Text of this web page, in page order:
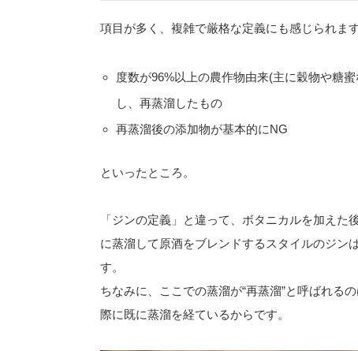
項目が多く、複雑で厳格な定義にも感じられま
度数が96%以上の農作物由来(主に穀物や糖
し、再蒸溜したもの
再蒸溜後の添加物が基本的にNG
といったところ。
「ジンの定義」と違って、ボタニカルを加え
に蒸溜して原酒をブレンドするスタイルのジン
す。
ちなみに、ここでの蒸溜が“再蒸溜”と呼ばれる
際に既に蒸溜を経ているからです。